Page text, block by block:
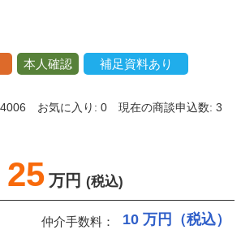
本人確認 補足資料あり
お気に入り: 0 現在の商談申込数: 3
25 万円 (税込)
仲介手数料： 10 万円（税込）